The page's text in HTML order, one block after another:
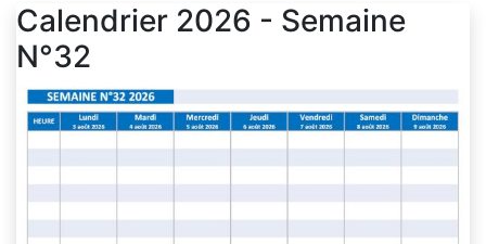
Calendrier 2026 - Semaine
N°32